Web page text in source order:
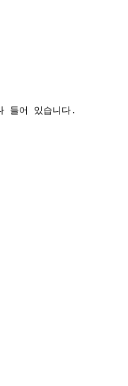
들어 있습니다.